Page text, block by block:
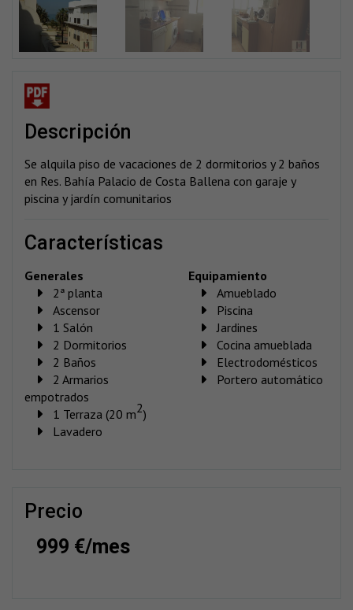
descripción
Se alquila piso de vacaciones de 2 dormitorios y 2 baños
en Res. Bahía Palacio de Costa Ballena con garaje y
piscina y jardín comunitarios
características
Generales
2ª planta
Ascensor
1 Salón
2 Dormitorios
2 Baños
2 Armarios
empotrados
1 Terraza (20 m2)
Lavadero
Equipamiento
Amueblado
Piscina
Jardines
Cocina amueblada
Electrodomésticos
Portero automático
precio
999 €/mes